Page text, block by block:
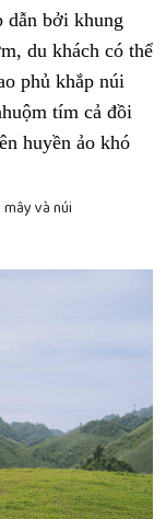
dẫn bởi khung
du khách có thể
phủ khắp núi
tím cả đồi
huyền ảo khó